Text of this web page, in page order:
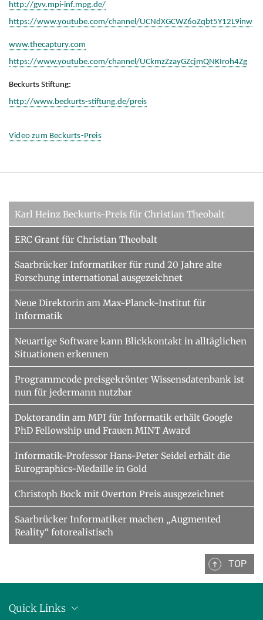
http://gvv.mpi-inf.mpg.de/
https://www.youtube.com/channel/UCNdXGCWZ6oZqbt5Y12L9inw
www.thecaptury.com
https://www.youtube.com/channel/UCkmzZzayGZcjmQNKIroh4Zg
Beckurts Stiftung:
http://www.beckurts-stiftung.de/preis
Video zum Beckurts-Preis
Karl Heinz Beckurts-Preis für Christian Theobalt
ERC Grant für Christian Theobalt
Saarbrücker Informatiker für rund 20 Jahre alte
Forschung international ausgezeichnet
Neue Direktorin am Max-Planck-Institut für
Informatik
Neuartige Software kann Blickkontakt in alltäglichen
Situationen erkennen
Programmcode preisgekrönter Wissensdatenbank ist
nun für jedermann nutzbar
Doktorandin am MPI für Informatik erhält Google
PhD Fellowship und Frauen MINT Award
Informatik-Professor Hans-Peter Seidel erhält die
Eurographics-Medaille in Gold
Christoph Bock mit Overton Preis ausgezeichnet
Saarbrücker Informatiker machen „Augmented
Reality“ fotorealistisch
TOP
Quick Links